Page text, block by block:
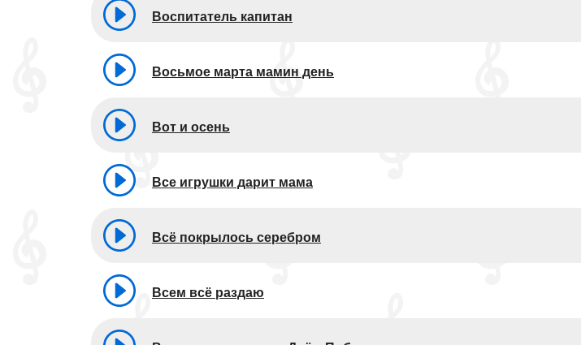
Воспитатель капитан
Восьмое марта мамин день
Вот и осень
Все игрушки дарит мама
Всё покрылось серебром
Всем всё раздаю